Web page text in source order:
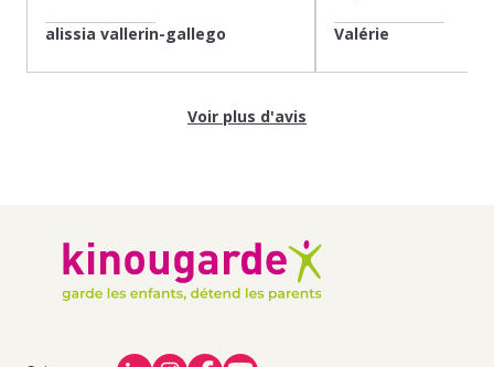
alissia vallerin-gallego Valérie
Voir plus d'avis